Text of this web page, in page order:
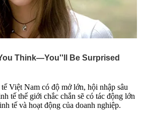
Việt Nam có độ mở lớn, hội nhập sâu
tế thế giới chắc chắn sẽ có tác động lớn
tế và hoạt động của doanh nghiệp.